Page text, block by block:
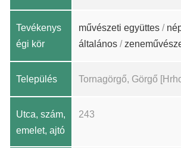
Tevékenys
égi kör
művészeti együttes /
általános /
Település Tornagörgő, Görgő
Utca, szám,
emelet, ajtó
243